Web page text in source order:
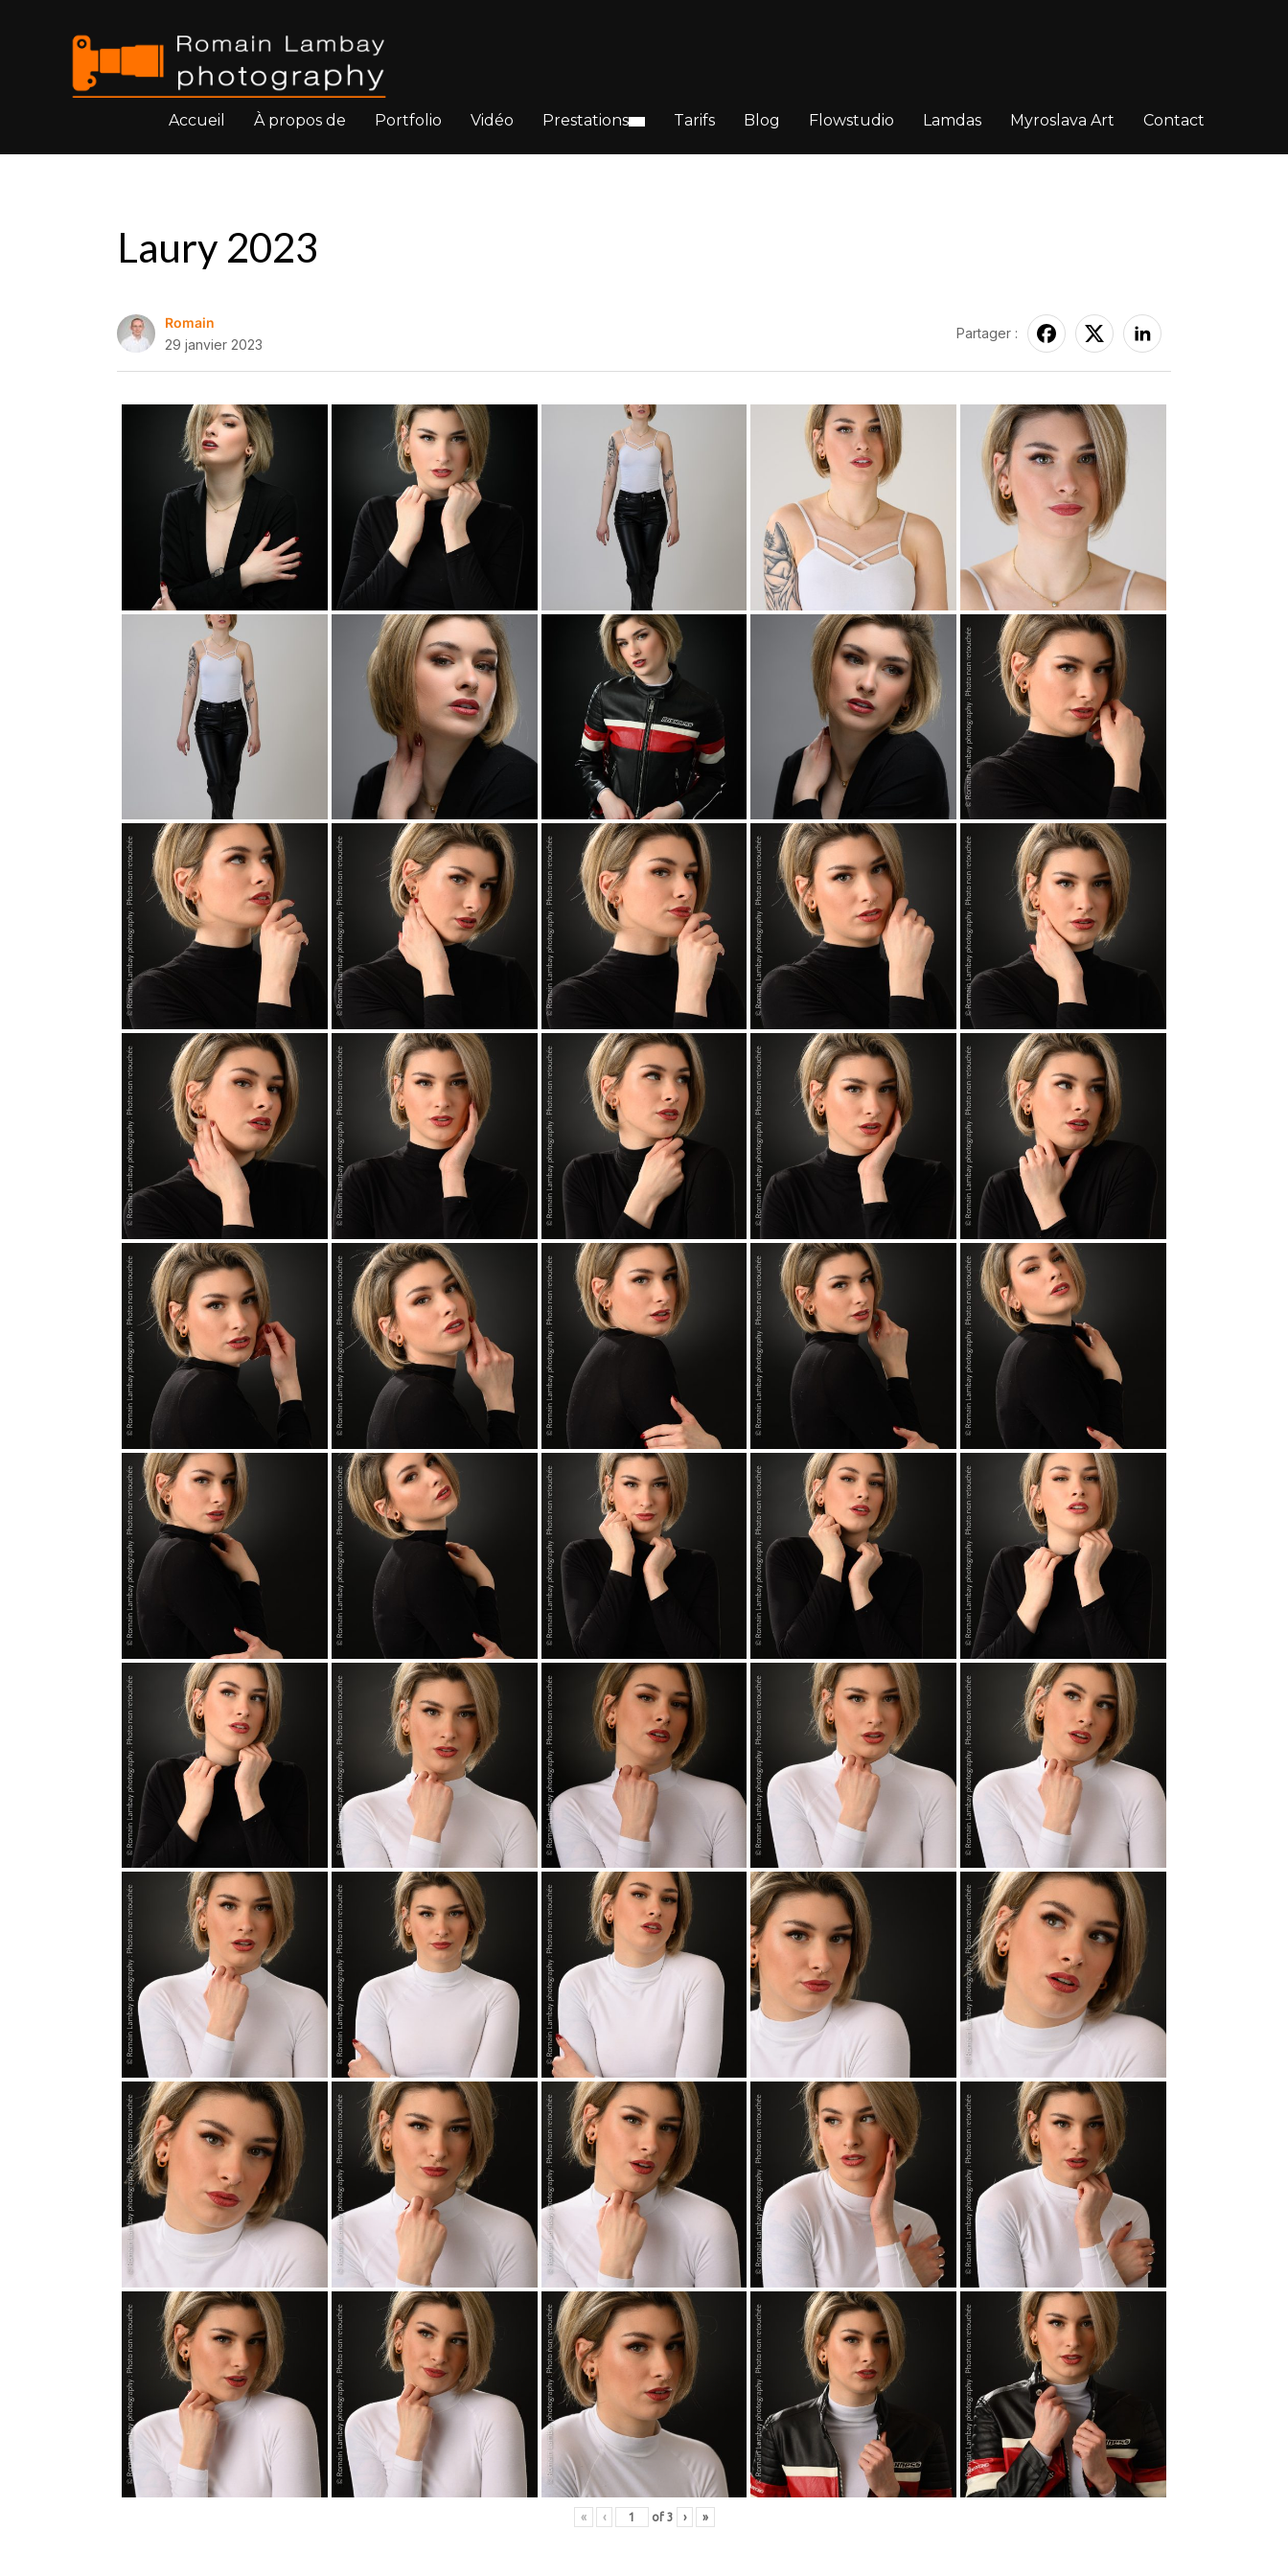
Accueil À propos de Portfolio Vidéo Prestations Tarifs Blog Flowstudio Lamdas Myroslava Art Contact
Laury 2023
Romain
29 janvier 2023
Partager :
« ‹ of 3 › »